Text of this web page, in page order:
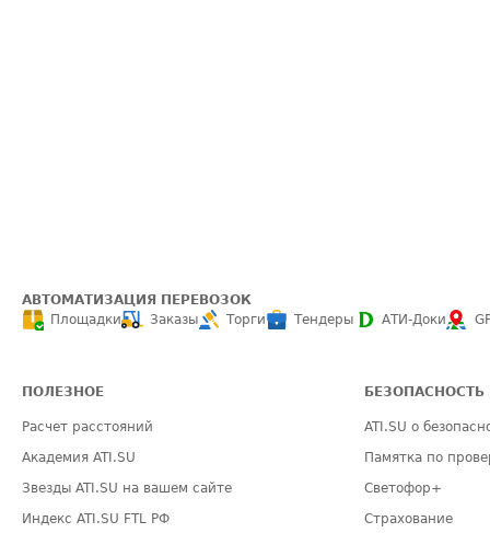
АВТОМАТИЗАЦИЯ ПЕРЕВОЗОК
Площадки
Заказы Торги Тендеры АТИ-Доки
ПОЛЕЗНОЕ
Расчет расстояний
Академия ATI.SU
Звезды ATI.SU на вашем сайте
Индекс ATI.SU FTL РФ
БЕЗОПАСНОСТЬ
ATI.SU о
Памятка по
Светофор+
Страхование